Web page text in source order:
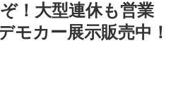
！大型連休も営業
モカー展示販売中！